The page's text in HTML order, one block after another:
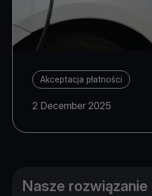
Akceptacja płatności
2 December 2025
Nasze